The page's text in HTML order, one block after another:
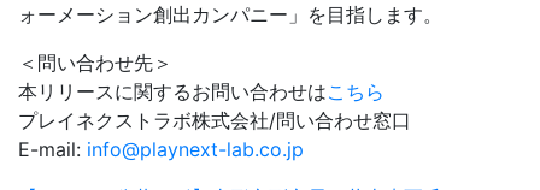
ォーメーション創出カンパニー」を目指します。
＜問い合わせ先＞
本リリースに関するお問い合わせはこちら
プレイネクストラボ株式会社/問い合わせ窓口
E-mail: info@playnext-lab.co.jp